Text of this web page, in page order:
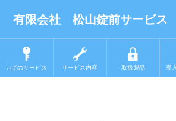
有限会社 松山錠前サービス
カギのサービス サービス内容 取扱製品 導